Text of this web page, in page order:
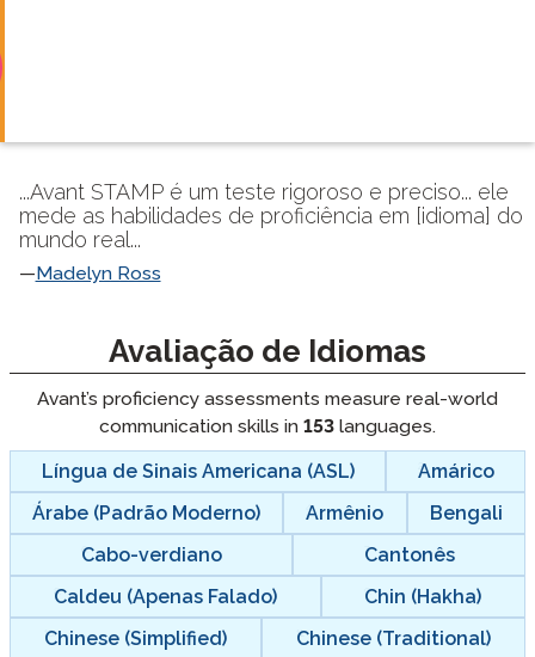
...Avant STAMP é um teste rigoroso e preciso... ele
mede as habilidades de proficiência em [idioma] do
mundo real...
Madelyn Ross
Avaliação de Idiomas
Avant’s proficiency assessments measure real-world
communication skills in 153 languages.
Língua de Sinais Americana (ASL)
Amárico
Árabe (Padrão Moderno)
Armênio
Bengali
Cabo-verdiano
Cantonês
Caldeu (Apenas Falado)
Chin (Hakha)
Chinese (Simplified)
Chinese (Traditional)